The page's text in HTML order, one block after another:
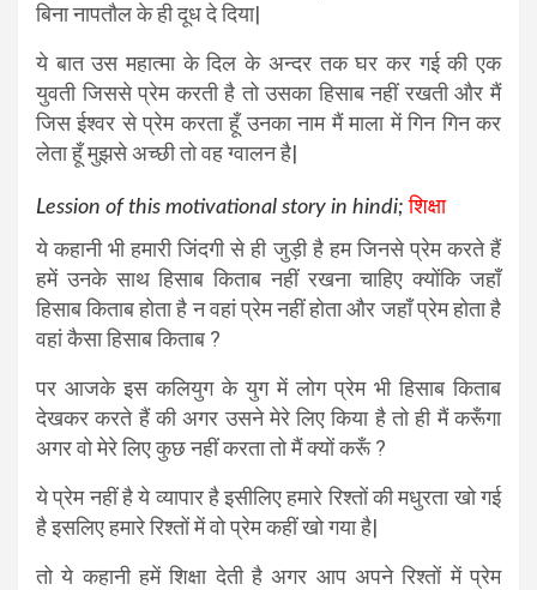
बिना नापतौल के ही दूध दे दिया|
ये बात उस महात्मा के दिल के अन्दर तक घर कर गई की एक
युवती जिससे प्रेम करती है तो उसका हिसाब नहीं रखती और मैं
जिस ईश्वर से प्रेम करता हूँ उनका नाम मैं माला में गिन गिन कर
लेता हूँ मुझसे अच्छी तो वह ग्वालन है|
Lession of this motivational story in hindi;शिक्षा
ये कहानी भी हमारी जिंदगी से ही जुड़ी है हम जिनसे प्रेम करते हैं
हमें उनके साथ हिसाब किताब नहीं रखना चाहिए क्योंकि जहाँ
हिसाब किताब होता है न वहां प्रेम नहीं होता और जहाँ प्रेम होता है
वहां कैसा हिसाब किताब ?
पर आजके इस कलियुग के युग में लोग प्रेम भी हिसाब किताब
देखकर करते हैं की अगर उसने मेरे लिए किया है तो ही मैं करूँगा
अगर वो मेरे लिए कुछ नहीं करता तो मैं क्यों करूँ ?
ये प्रेम नहीं है ये व्यापार है इसीलिए हमारे रिश्तों की मधुरता खो गई
है इसलिए हमारे रिश्तों में वो प्रेम कहीं खो गया है|
तो ये कहानी हमें शिक्षा देती है अगर आप अपने रिश्तों में प्रेम